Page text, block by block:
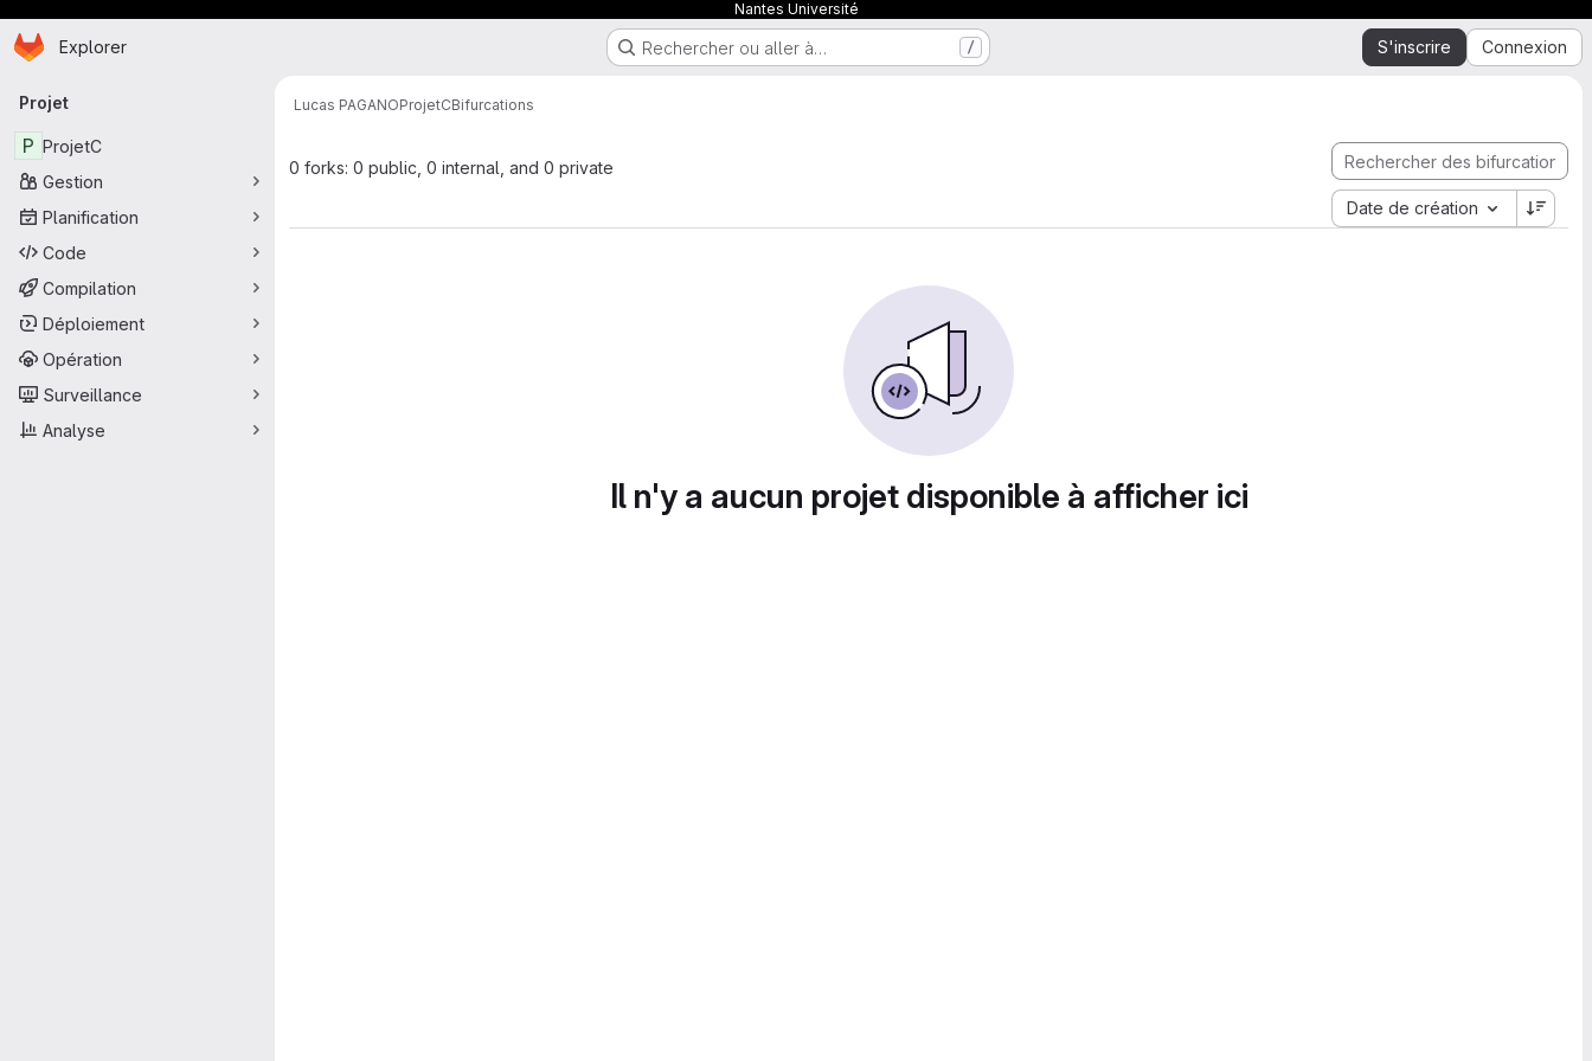
Nantes Université
Passer au contenu principal
Page d'accueil
Explorer Rechercher ou aller à… / S'inscrire Connexion
Navigation principale
Projet
P ProjetC
Gestion
Planification
Code
Compilation
Déploiement
Opération
Surveillance
Analyse
Lucas PAGANOProjetCBifurcations
0 forks: 0 public, 0 internal, and 0 private
Date de création
Il n'y a aucun projet disponible à afficher ici